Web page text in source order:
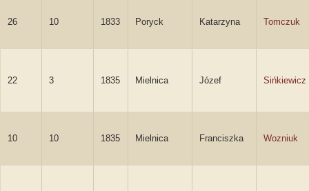
26 10 1833 Poryck Katarzyna Tomczuk
22 3 1835 Mielnica Józef Sińkiewicz
10 10 1835 Mielnica Franciszka Wozniuk